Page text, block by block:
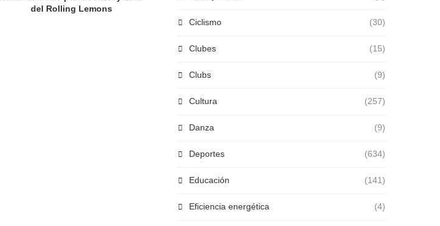
del Rolling Lemons
Ciclismo (30)
Clubes (15)
Clubs (9)
Cultura (257)
Danza (9)
Deportes (634)
Educación (141)
Eficiencia energética (4)